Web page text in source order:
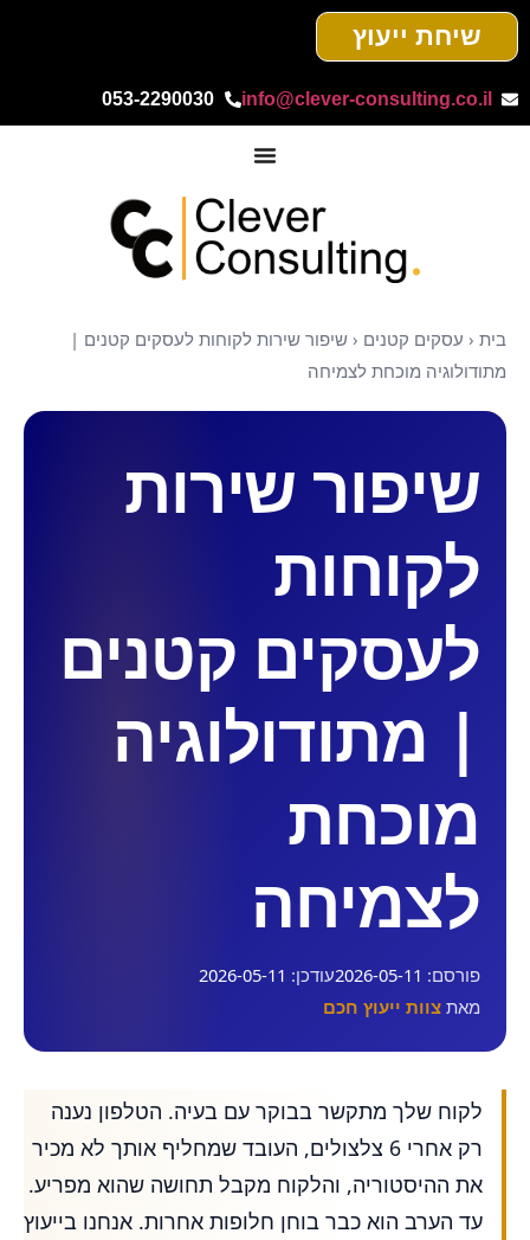
שיחת ייעוץ
info@clever-consulting.co.il
053-2290030
בית ‹ עסקים קטנים ‹ שיפור שירות לקוחות לעסקים קטנים |
מתודולוגיה מוכחת לצמיחה
שיפור שירות
לקוחות
לעסקים קטנים
| מתודולוגיה
מוכחת
לצמיחה
פורסם: 2026-05-11עודכן: 2026-05-11
מאתצוות ייעוץ חכם
לקוח שלך מתקשר בבוקר עם בעיה. הטלפון נענה
רק אחרי 6 צלצולים, העובד שמחליף אותך לא מכיר
את ההיסטוריה, והלקוח מקבל תחושה שהוא מפריע.
עד הערב הוא כבר בוחן חלופות אחרות. אנחנו בייעוץ